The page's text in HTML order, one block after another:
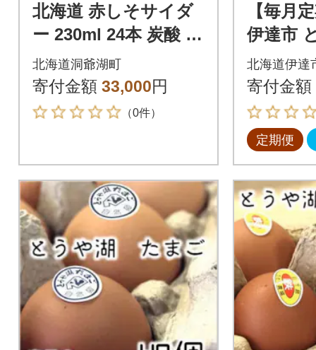
北海道 赤しそサイダ
ー 230ml 24本 炭酸 ピ
ュアフーズとうや 洞
爺湖町
北海道洞爺湖町
寄付金額 33,000円
（0件）
【毎月
伊達市
鉄 60個
北海道伊達
寄付金額
定期便